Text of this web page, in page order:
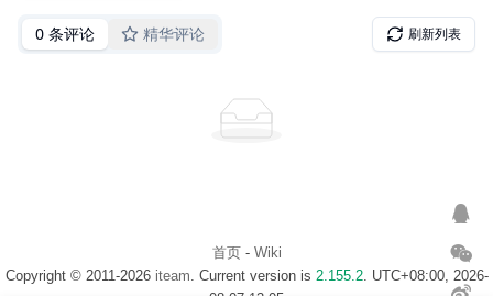
首页- Wiki
Copyright © 2011-2026 iteam. Current version is 2.155.2. UTC+08:00, 2026-